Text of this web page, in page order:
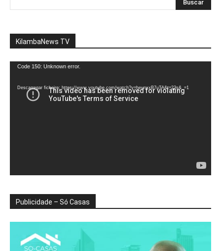
KilambaNews TV
Reprodutor
vídeo
Code 150: Unknown error.
Descarregar ficheiro: https://www.youtube.com/watch?v=heunxxB7uTA&t=22s&_=1
Publicidade – Só Casas